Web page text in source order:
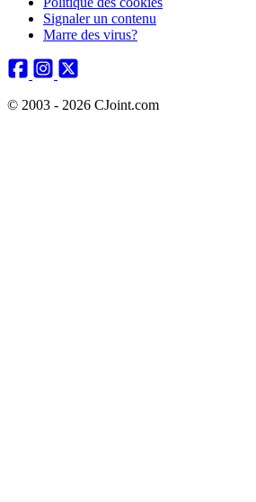
Signaler un contenu
Marre des virus?
© 2003 - 2026 CJoint.com